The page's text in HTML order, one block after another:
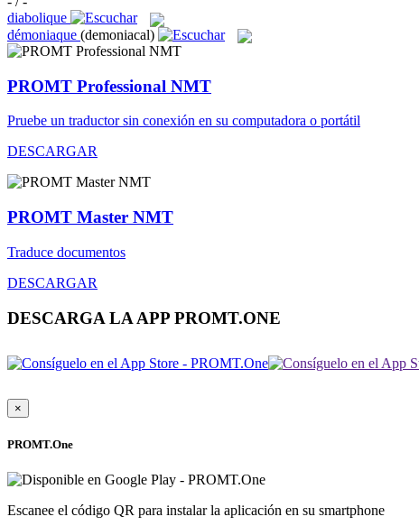
diabolique
démoniaque (demoniacal)
PROMT Professional NMT
Pruebe un traductor sin conexión en su computadora o portátil
DESCARGAR
PROMT Master NMT
Traduce documentos
DESCARGAR
DESCARGA LA APP PROMT.ONE
×
PROMT.One
Escanee el código QR para instalar la aplicación en su smartphone